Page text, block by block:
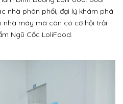
nhà phân phối, đại lý khám phá
nhà máy mà còn có cơ hội trải
Ngũ Cốc LoliFood.